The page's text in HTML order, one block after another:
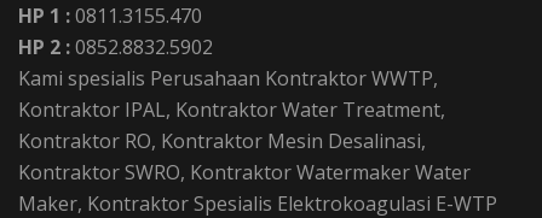
HP 1 :0811.3155.470
HP 2 :0852.8832.5902
Kami spesialis Perusahaan Kontraktor WWTP,
Kontraktor IPAL, Kontraktor Water Treatment,
Kontraktor RO, Kontraktor Mesin Desalinasi,
Kontraktor SWRO, Kontraktor Watermaker Water
Maker, Kontraktor Spesialis Elektrokoagulasi E-WTP